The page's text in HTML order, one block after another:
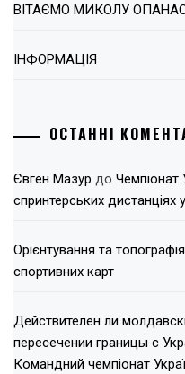
ВІТАЄМО МИКОЛУ
ІНФОРМАЦІЯ
ОСТАННІ
Євген Мазур до Чемпіонат
спринтерських дистанціях
Орієнтування та
спортивних карт
Действителен ли
пересечении границы с
Командний чемпіонат